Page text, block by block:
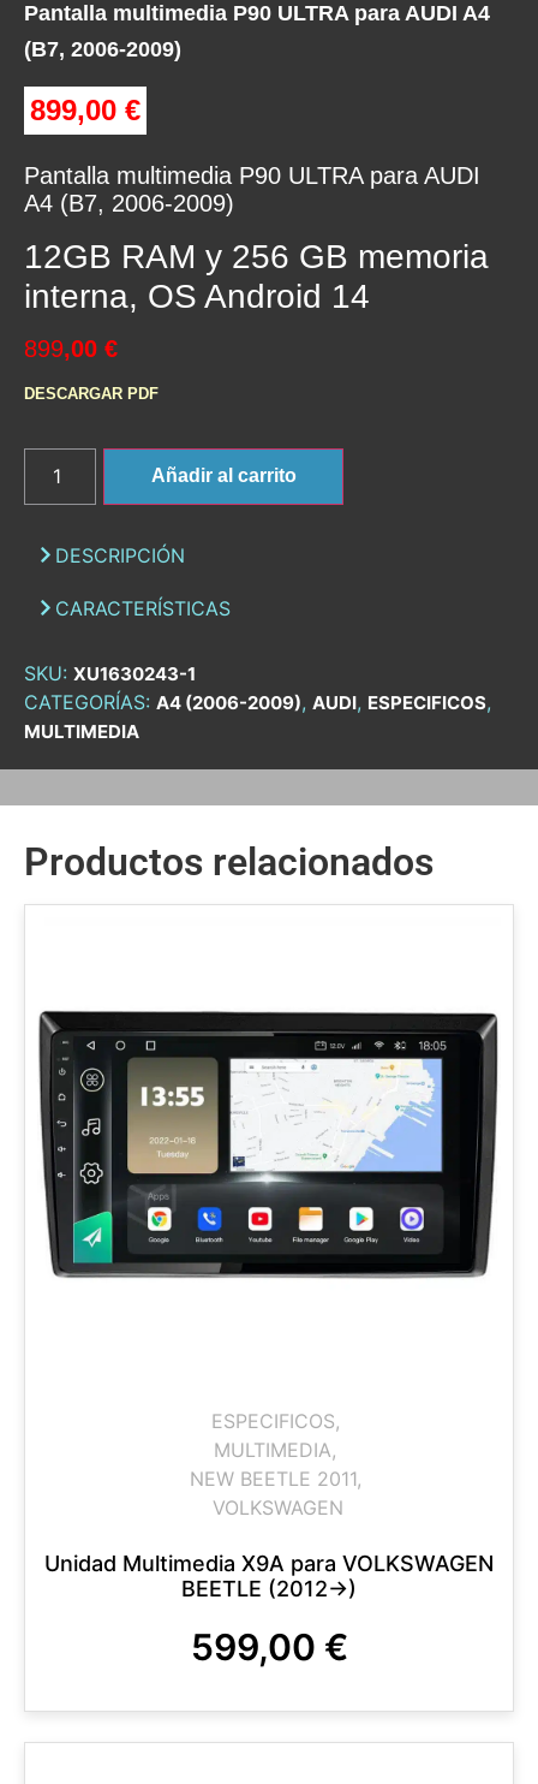
Pantalla multimedia P90 ULTRA para AUDI A4
(B7, 2006-2009)
899,00 €
Pantalla multimedia P90 ULTRA para AUDI
A4 (B7, 2006-2009)
12GB RAM y 256 GB memoria
interna, OS Android 14
899,00 €
DESCARGAR PDF
Añadir al carrito
DESCRIPCIÓN
CARACTERÍSTICAS
SKU: XU1630243-1
CATEGORÍAS: A4 (2006-2009), AUDI, ESPECIFICOS,
MULTIMEDIA
Productos relacionados
ESPECIFICOS,
MULTIMEDIA,
NEW BEETLE 2011,
VOLKSWAGEN
Unidad Multimedia X9A para VOLKSWAGEN
BEETLE (2012->)
599,00 €